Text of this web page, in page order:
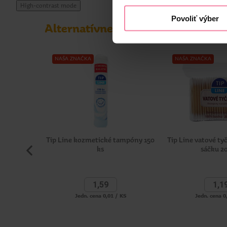
Povoliť výber
Informácie o výrobcovi
High-contrast mode
Alternatívne produkty
NAŠA ZNAČKA
Tip Line kozmetické tampóny 150
ks
1,59
Jedn. cena 0,01 / KS
NAŠA ZNAČKA
Tip Line vatové
sáčku
1,
Jedn. cena